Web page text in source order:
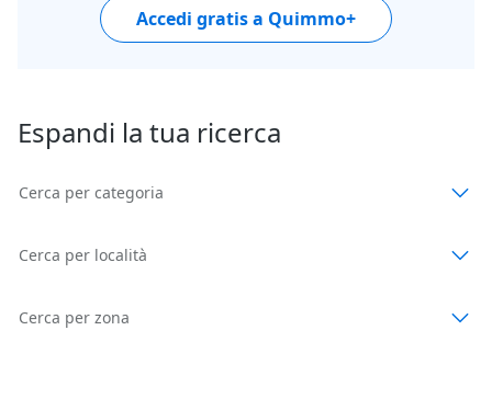
Accedi gratis a Quimmo+
Espandi la tua ricerca
Cerca per categoria
Cerca per località
Cerca per zona